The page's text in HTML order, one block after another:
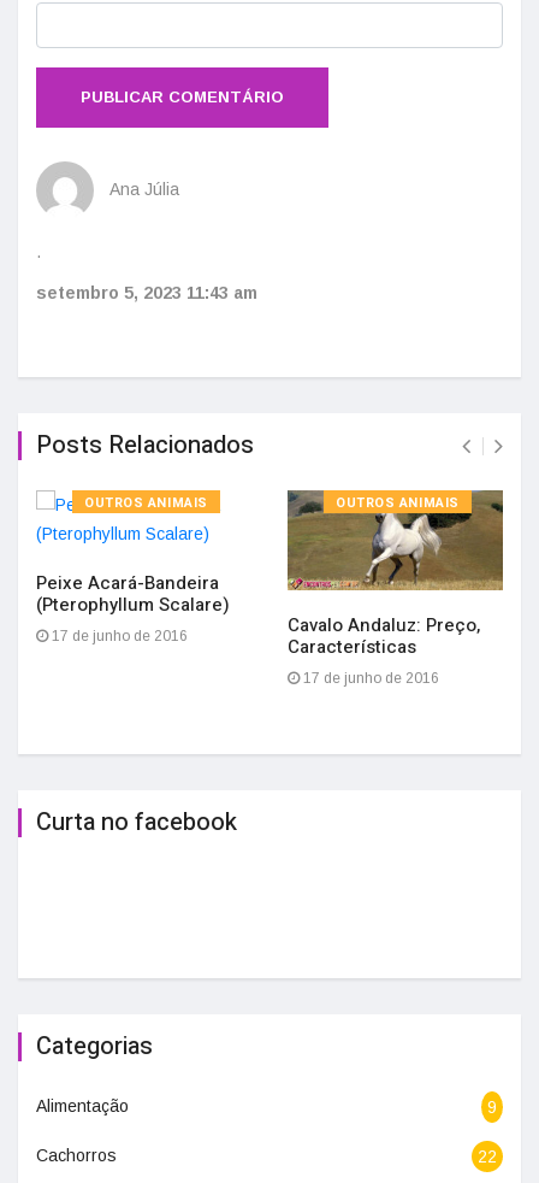
Ana Júlia
.
setembro 5, 2023 11:43 am
Posts Relacionados
OUTROS ANIMAIS
Peixe Acará-Bandeira
(Pterophyllum Scalare)
17 de junho de 2016
OUTROS ANIMAIS
Cavalo Andaluz: Preço,
Características
17 de junho de 2016
Curta no facebook
Categorias
Alimentação 9
Cachorros 22